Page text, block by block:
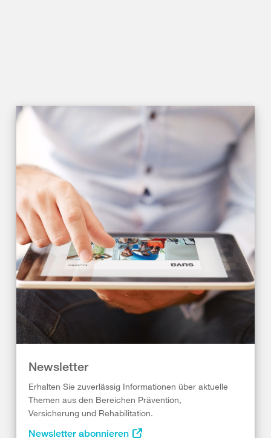
Newsletter
Erhalten Sie zuverlässig Informationen über aktuelle
Themen aus den Bereichen Prävention,
Versicherung und Rehabilitation.
Newsletter abonnieren